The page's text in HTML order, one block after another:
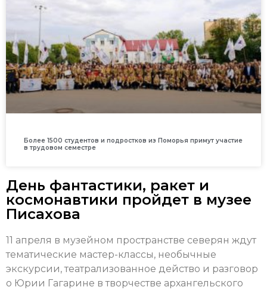
Более 1500 студентов и подростков из Поморья примут участие
в трудовом семестре
День фантастики, ракет и
космонавтики пройдет в музее
Писахова
11 апреля в музейном пространстве северян ждут
тематические мастер-классы, необычные
экскурсии, театрализованное действо и разговор
о Юрии Гагарине в творчестве архангельского